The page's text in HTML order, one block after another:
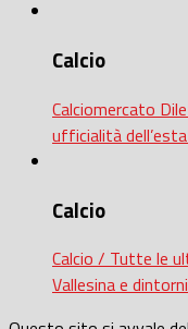
Calcio
Calciomercato
ufficialità
Calcio
Calcio / Tutte le
Vallesina e